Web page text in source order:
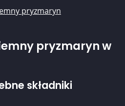
pryzmaryn
pryzmaryn w
składniki